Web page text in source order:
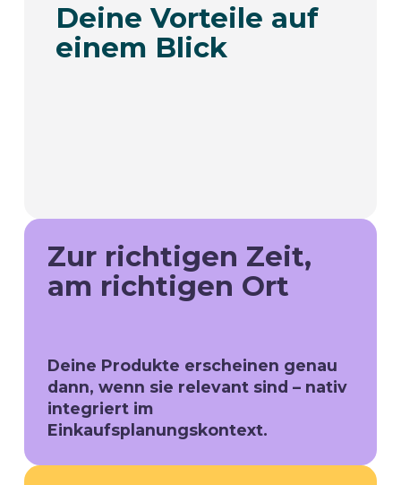
Deine Vorteile auf
einem Blick
Zur richtigen Zeit,
am richtigen Ort
Deine Produkte erscheinen genau
dann, wenn sie relevant sind – nativ
integriert im
Einkaufsplanungskontext.